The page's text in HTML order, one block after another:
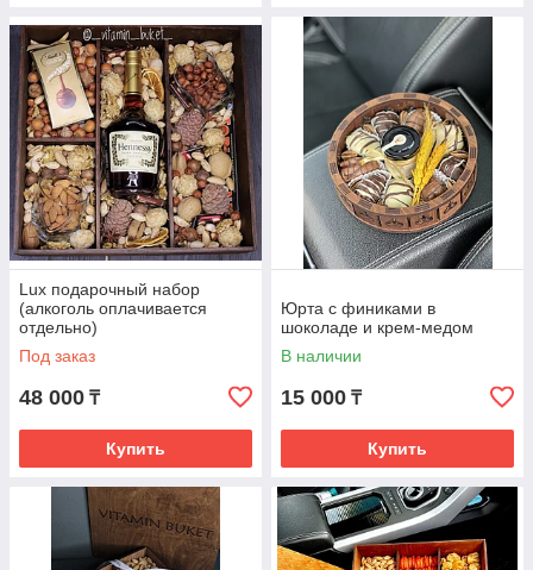
Lux подарочный набор
(алкоголь оплачивается
отдельно)
Под заказ
48 000 ₸
Купить
Юрта с финиками в
шоколаде и крем-медом
В наличии
15 000 ₸
Купить